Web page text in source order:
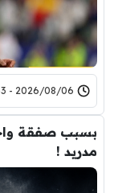
2026/08/06 - 19:33
بسبب صفقة
مدريد !